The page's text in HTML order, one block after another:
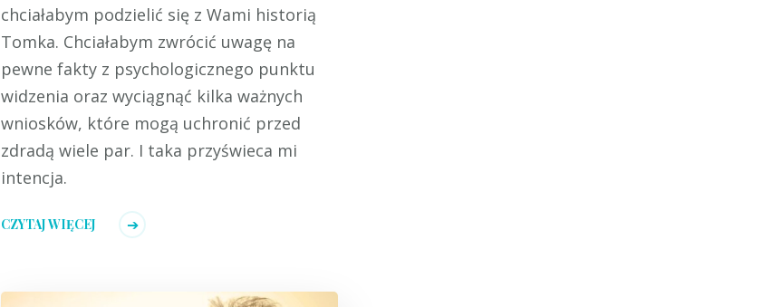
chciałabym podzielić się z Wami historią
Tomka. Chciałabym zwrócić uwagę na
pewne fakty z psychologicznego punktu
widzenia oraz wyciągnąć kilka ważnych
wniosków, które mogą uchronić przed
zdradą wiele par. I taka przyświeca mi
intencja.
CZYTAJ WIĘCEJ